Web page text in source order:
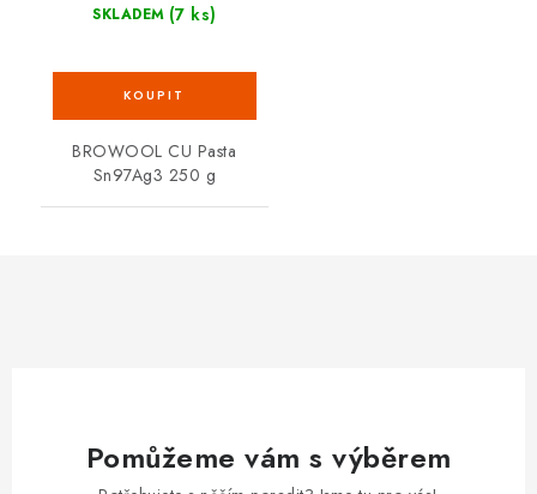
SKLADEM (7 ks)
BROWOOL CU Pasta
Sn97Ag3 250 g
Pomůžeme vám s výběrem